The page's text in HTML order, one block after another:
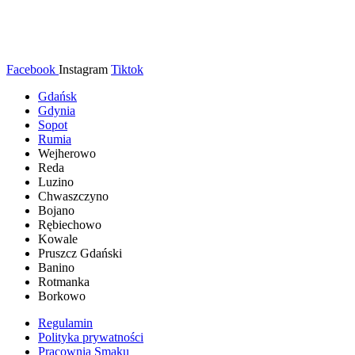
Facebook Instagram Tiktok
Gdańsk
Gdynia
Sopot
Rumia
Wejherowo
Reda
Luzino
Chwaszczyno
Bojano
Rębiechowo
Kowale
Pruszcz Gdański
Banino
Rotmanka
Borkowo
Regulamin
Polityka prywatności
Pracownia Smaku